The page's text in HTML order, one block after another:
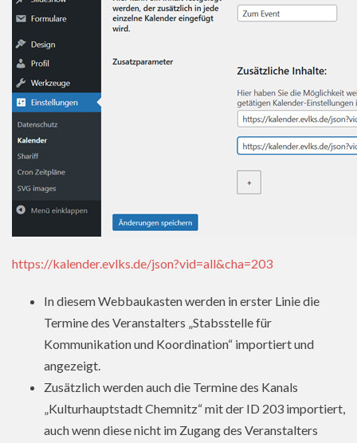
https://kalender.evlks.de/json?vid=all&cha=203
In diesem Webbaukasten werden in erster Linie die
Termine des Veranstalters „Stabsstelle für
Kommunikation und Koordination“ importiert und
angezeigt.
Zusätzlich werden auch die Termine des Kanals
„Kulturhauptstadt Chemnitz“ mit der ID 203 importiert,
auch wenn diese nicht im Zugang des Veranstalters